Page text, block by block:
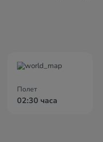
Полет
02:30 часа